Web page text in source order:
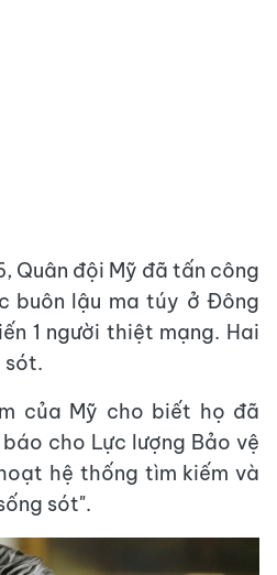
Quân đội Mỹ đã tấn công
buôn lậu ma túy ở Đông
1 người thiệt mạng. Hai
sót.
của Mỹ cho biết họ đã
cho Lực lượng Bảo vệ
hệ thống tìm kiếm và
sót".